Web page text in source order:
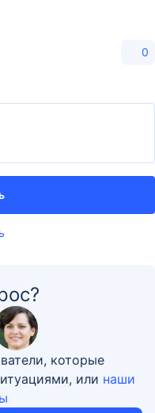
0
которые
или наши